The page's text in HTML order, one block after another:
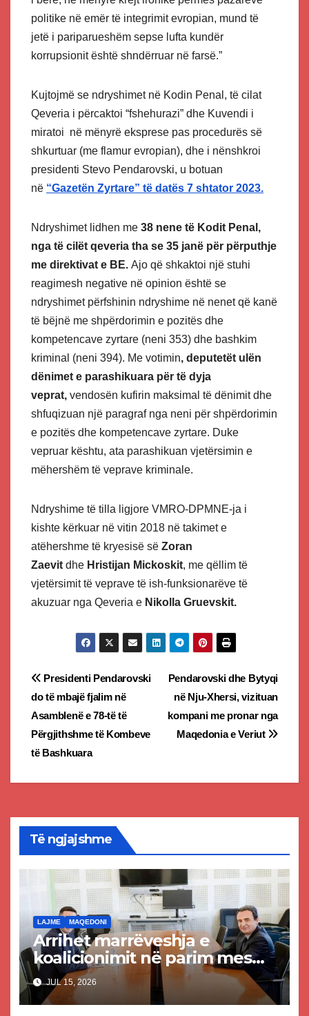
politike në emër të integrimit evropian, mund të
jetë i pariparueshëm sepse lufta kundër
korrupsionit është shndërruar në farsë.”
Kujtojmë se ndryshimet në Kodin Penal, të cilat
Qeveria i përcaktoi “fshehurazi” dhe Kuvendi i
miratoi në mënyrë eksprese pas procedurës së
shkurtuar (me flamur evropian), dhe i nënshkroi
presidenti Stevo Pendarovski, u botuan
në “Gazetën Zyrtare” të datës 7 shtator 2023.
Ndryshimet lidhen me 38 nene të Kodit Penal,
nga të cilët qeveria tha se 35 janë për përputhje
me direktivat e BE. Ajo që shkaktoi një stuhi
reagimesh negative në opinion është se
ndryshimet përfshinin ndryshime në nenet që kanë
të bëjnë me shpërdorimin e pozitës dhe
kompetencave zyrtare (neni 353) dhe bashkim
kriminal (neni 394). Me votimin, deputetët ulën
dënimet e parashikuara për të dyja
veprat, vendosën kufirin maksimal të dënimit dhe
shfuqizuan një paragraf nga neni për shpërdorimin
e pozitës dhe kompetencave zyrtare. Duke
vepruar kështu, ata parashikuan vjetërsimin e
mëhershëm të veprave kriminale.
Ndryshime të tilla ligjore VMRO-DPMNE-ja i
kishte kërkuar në vitin 2018 në takimet e
atëhershme të kryesisë së Zoran
Zaevit dhe Hristijan Mickoskit, me qëllim të
vjetërsimit të veprave të ish-funksionarëve të
akuzuar nga Qeveria e Nikolla Gruevskit.
Post
navigation
Pendarovski dhe Bytyqi
në Nju-Xhersi, vizituan
kompani me pronar nga
Maqedonia e Veriut
Presidenti Pendarovski
do të mbajë fjalim në
Asamblenë e 78-të të
Përgjithshme të Kombeve
të Bashkuara
Të ngjajshme
LAJME MAQEDONI
Arrihet marrëveshja e
koalicionimit në parim mes
Kurtit dhe Abdixhikut
JUL 15, 2026